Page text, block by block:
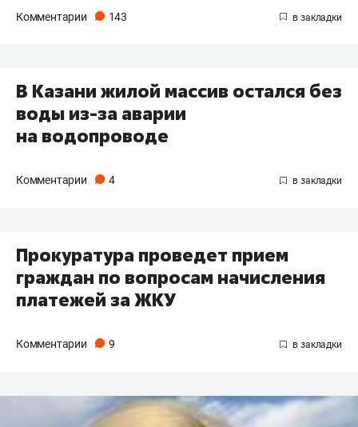
Комментарии 143
В Казани жилой массив остался без
воды из-за аварии
на водопроводе
Комментарии 4
Прокуратура проведет прием
граждан по вопросам начисления
платежей за ЖКУ
Комментарии 9